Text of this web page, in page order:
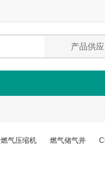
燃气压缩机 燃气储气井